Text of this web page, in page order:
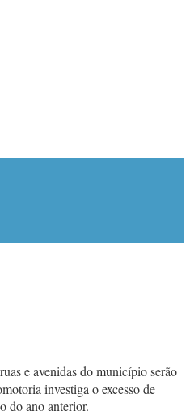
e avenidas do município serão
investiga o excesso de
do ano anterior.